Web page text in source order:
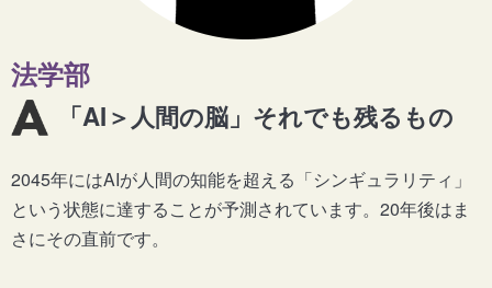
法学部
「AI＞人間の脳」それでも残るもの
2045年にはAIが人間の知能を超える「シンギュラリティ」
という状態に達することが予測されています。20年後はま
さにその直前です。